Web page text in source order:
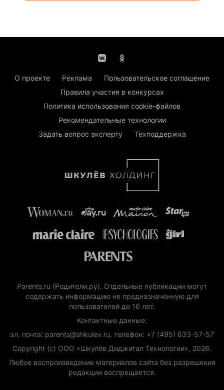
О проекте Реклама
Пользовательское соглашение
Правила участия в конкурсах
Политика использования cookie-файлов
Рекомендательные технологии
Задать вопрос эксперту
Техподдержка
Parents.ru (Родители.ру). Отдельные публикации могут
содержать информацию не предназначенную для
пользователей до 16 лет.
Контактные данные:
эл. почта: parents@shkulev.ru, телефон: +7 (495) 633-57-57
Copyright (с) ООО «Шкулёв Диджитал Технологии», 2026.
Любое воспроизведение материалов сайта без разрешения
редакции воспрещается.